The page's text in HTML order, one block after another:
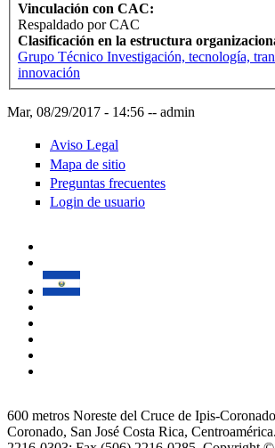
Vinculación con CAC:
Respaldado por CAC
Clasificación en la estructura
Grupo Técnico Investigación, tecnología,
innovación
Mar, 08/29/2017 - 14:56 -- admin
Aviso Legal
Mapa de sitio
Preguntas frecuentes
Login de usuario
600 metros Noreste del Cruce de Ipis-
Coronado, San José Costa Rica,